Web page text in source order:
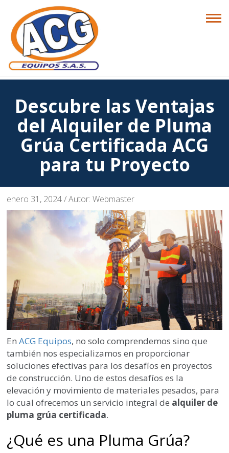
Descubre las Ventajas
del Alquiler de Pluma
Grúa Certificada ACG
para tu Proyecto
enero 31, 2024/Autor: Webmaster
EnACG Equipos, no solo comprendemos sino que
también nos especializamos en proporcionar
soluciones efectivas para los desafíos en proyectos
de construcción. Uno de estos desafíos es la
elevación y movimiento de materiales pesados, para
lo cual ofrecemos un servicio integral de alquiler de
pluma grúa certificada.
¿Qué es una Pluma Grúa?